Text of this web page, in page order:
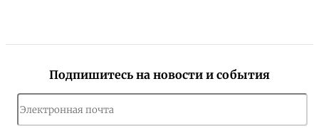
Подпишитесь на новости и события